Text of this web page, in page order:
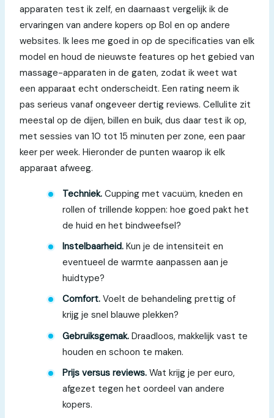
apparaten test ik zelf, en daarnaast vergelijk ik de
ervaringen van andere kopers op Bol en op andere
websites. Ik lees me goed in op de specificaties van elk
model en houd de nieuwste features op het gebied van
massage-apparaten in de gaten, zodat ik weet wat
een apparaat echt onderscheidt. Een rating neem ik
pas serieus vanaf ongeveer dertig reviews. Cellulite zit
meestal op de dijen, billen en buik, dus daar test ik op,
met sessies van 10 tot 15 minuten per zone, een paar
keer per week. Hieronder de punten waarop ik elk
apparaat afweeg.
Techniek. Cupping met vacuüm, kneden en
rollen of trillende koppen: hoe goed pakt het
de huid en het bindweefsel?
Instelbaarheid. Kun je de intensiteit en
eventueel de warmte aanpassen aan je
huidtype?
Comfort. Voelt de behandeling prettig of
krijg je snel blauwe plekken?
Gebruiksgemak. Draadloos, makkelijk vast te
houden en schoon te maken.
Prijs versus reviews. Wat krijg je per euro,
afgezet tegen het oordeel van andere
kopers.